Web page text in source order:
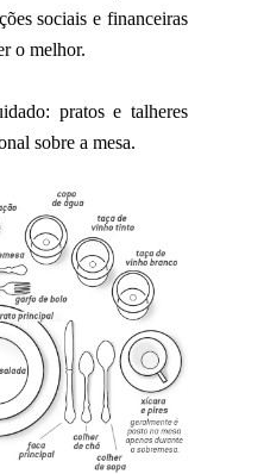
sociais e financeiras
o melhor.
pratos e talheres
sobre a mesa.